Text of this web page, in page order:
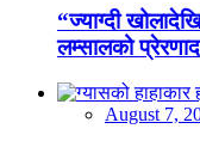
“ज्याग्दी
लम्सालको
August 7,